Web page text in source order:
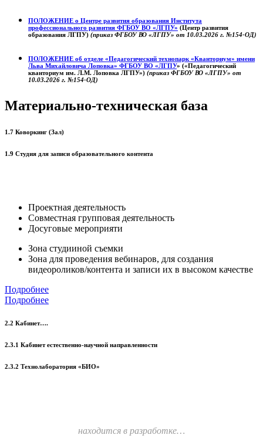
ПОЛОЖЕНИЕ о Центре развития образования Института
профессионального развития ФГБОУ ВО «ЛГПУ» (Центр развития
образования ЛГПУ) (приказ ФГБОУ ВО «ЛГПУ» от 10.03.2026 г. №154-ОД)
ПОЛОЖЕНИЕ об отделе «Педагогический технопарк «Кванториум» имени
Льва Михайловича Лоповка» ФГБОУ ВО «ЛГПУ» («Педагогический
кванториум им. Л.М. Лоповка ЛГПУ») (приказ ФГБОУ ВО «ЛГПУ» от
10.03.2026 г. №154-ОД)
Материально-техническая база
1.7 Коворкинг (Зал)
1.9 Студия для записи образовательного контента
Проектная деятельность
Совместная групповая деятельность
Досуговые мероприяти
Зона студииной съемки
Зона для проведения вебинаров, для создания
видеороликов/контента и записи их в высоком качестве
Подробнее
Подробнее
2.2 Кабинет….
2.3.1 Кабинет естественно-научной направленности
2.3.2 Технолаборатория «БИО»
находится в разработке…